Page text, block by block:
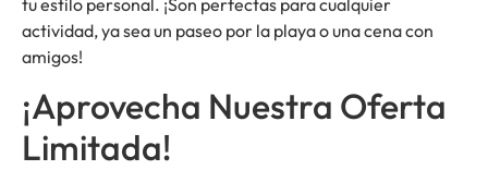
actividad, ya sea un paseo por la playa o una cena con
amigos!
¡Aprovecha Nuestra Oferta
Limitada!